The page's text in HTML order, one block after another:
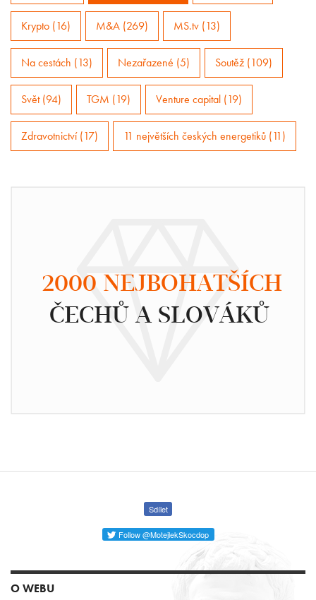
Krypto (16) M&A (269) MS.tv (13)
Na cestách (13) Nezařazené (5) Soutěž (109)
Svět (94) TGM (19) Venture capital (19)
Zdravotnictví (17) 11 největších českých energetiků (11)
2000 NEJBOHATŠÍCH
ČECHŮ A SLOVÁKŮ
Sdílet
Follow @MotejlekSkocdop
O WEBU